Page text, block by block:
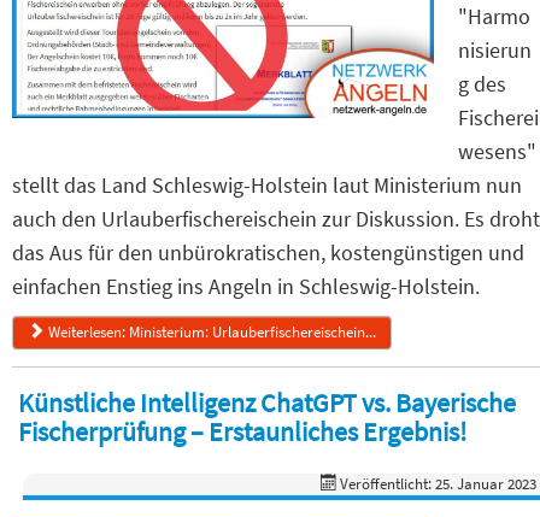
"Harmo
nisierun
g des
Fischerei
wesens"
stellt das Land Schleswig-Holstein laut Ministerium nun
auch den Urlauberfischereischein zur Diskussion. Es droht
das Aus für den unbürokratischen, kostengünstigen und
einfachen Enstieg ins Angeln in Schleswig-Holstein.
Weiterlesen: Ministerium: Urlauberfischereischein...
Künstliche Intelligenz ChatGPT vs. Bayerische
Fischerprüfung – Erstaunliches Ergebnis!
Veröffentlicht: 25. Januar 2023